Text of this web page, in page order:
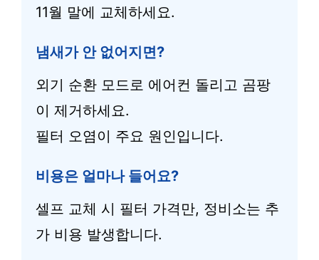
11월 말에 교체하세요.
냄새가 안 없어지면?
외기 순환 모드로 에어컨 돌리고 곰팡
이 제거하세요.
필터 오염이 주요 원인입니다.
비용은 얼마나 들어요?
셀프 교체 시 필터 가격만, 정비소는 추
가 비용 발생합니다.